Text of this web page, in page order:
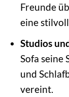
Freunde
eine
Studios
Sofa seine
und
vereint.